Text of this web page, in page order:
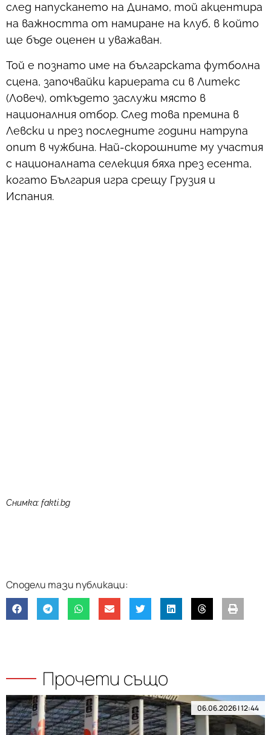
след напускането на Динамо, той акцентира
на важността от намиране на клуб, в който
ще бъде оценен и уважаван.
Той е познато име на българската футболна
сцена, започвайки кариерата си в Литекс
(Ловеч), откъдето заслужи място в
националния отбор. След това премина в
Левски и през последните години натрупа
опит в чужбина. Най-скорошните му участия
с националната селекция бяха през есента,
когато България игра срещу Грузия и
Испания.
Снимка: fakti.bg
Прочети също
06.06.2026 | 12:44